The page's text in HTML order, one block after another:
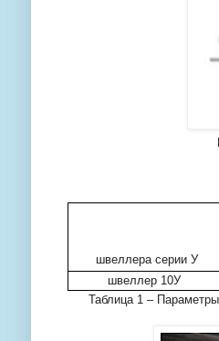
швеллера серии У
швеллер 10У
Таблица 1 –